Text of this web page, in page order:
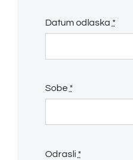
Datum odlaska *
Sobe *
Odrasli *